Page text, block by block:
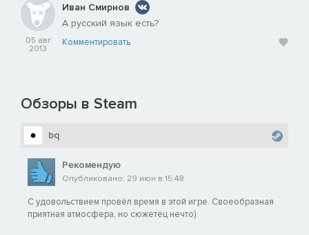
05 авг
2013
Иван Смирнов
А русский язык есть?
Комментировать
Обзоры в Steam
bq
Рекомендую
Опубликовано: 29 июн в 15:48
С удовольствием провёл время в этой игре. Своеобразная
приятная атмосфера, но сюжетец нечто)